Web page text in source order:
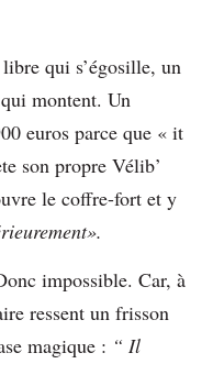
qui s’égosille, un
montent. Un
euros parce que « it
son propre Vélib’
le coffre-fort et y
impossible. Car, à
ressent un frisson
magique : “ Il